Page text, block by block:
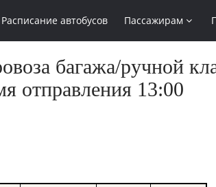
Расписание автобусов Пассажирам
багажа/ручной
отправления 13:00